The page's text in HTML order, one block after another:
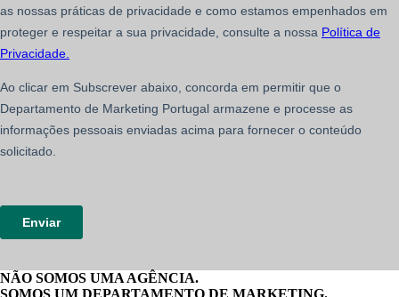
NÃO SOMOS UMA AGÊNCIA.
SOMOS UM DEPARTAMENTO DE MARKETING.